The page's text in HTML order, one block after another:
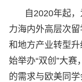
自2020年起
力海内外高层次
和地方产业转型
始举办“双创”大
的需求与欧美同